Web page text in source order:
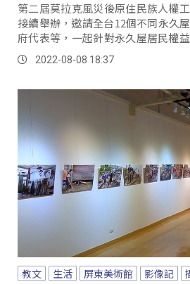
第二屆莫拉克風災後原住民族人權
接續舉辦，邀請全台12個不同永久
府代表等，一起針對永久屋居民權
景進行對話，而最大的共同期望就是
2022-08-08 18:37
教文 生活 屏東美術館 影像記